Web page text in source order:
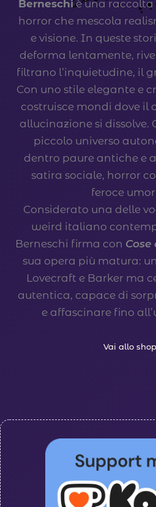
Berneschiè una raccolta
horror che mescola
e visione. In queste
deforma lentamente,
filtrano l’inquietudine, il
Con uno stile elegante e
costruisce mondi dove il
allucinazione si dissolve.
piccolo universo
dentro paure antiche e
satira sociale, horror
feroce
Considerato una delle
weird italiano
Berneschi firma con
sua opera più matura:
Lovecraft e Barker ma
autentica, capace di
e affascinare fino
Vai allo shop